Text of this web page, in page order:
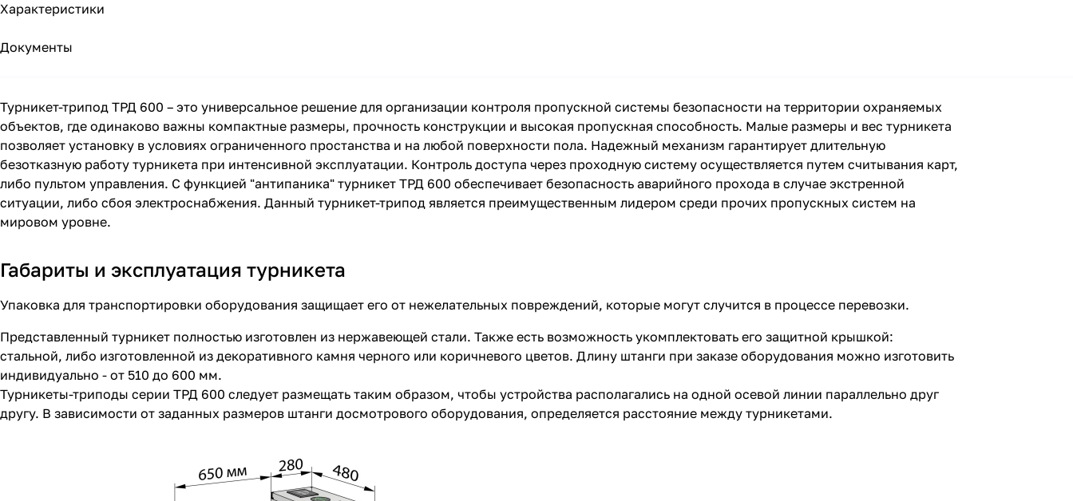
Характеристики
Документы
Турникет-трипод ТРД 600 – это универсальное решение для организации контроля пропускной системы безопасности на территории охраняемых
объектов, где одинаково важны компактные размеры, прочность конструкции и высокая пропускная способность. Малые размеры и вес турникета
позволяет установку в условиях ограниченного простанства и на любой поверхности пола. Надежный механизм гарантирует длительную
безотказную работу турникета при интенсивной эксплуатации. Контроль доступа через проходную систему осуществляется путем считывания карт,
либо пультом управления. С функцией "антипаника" турникет ТРД 600 обеспечивает безопасность аварийного прохода в случае экстренной
ситуации, либо сбоя электроснабжения. Данный турникет-трипод является преимущественным лидером среди прочих пропускных систем на
мировом уровне.
Габариты и эксплуатация турникета
Упаковка для транспортировки оборудования защищает его от нежелательных повреждений, которые могут случится в процессе перевозки.
Представленный турникет полностью изготовлен из нержавеющей стали. Также есть возможность укомплектовать его защитной крышкой:
стальной, либо изготовленной из декоративного камня черного или коричневого цветов. Длину штанги при заказе оборудования можно изготовить
индивидуально - от 510 до 600 мм.
Турникеты-триподы серии ТРД 600 следует размещать таким образом, чтобы устройства располагались на одной осевой линии параллельно друг
другу. В зависимости от заданных размеров штанги досмотрового оборудования, определяется расстояние между турникетами.